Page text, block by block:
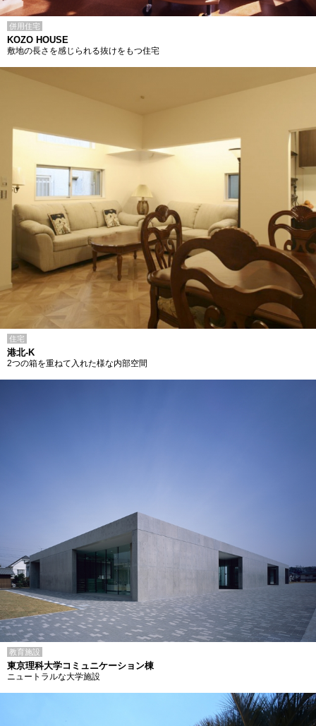
併用住宅
KOZO HOUSE
敷地の長さを感じられる抜けをもつ住宅
住宅
港北-K
2つの箱を重ねて入れた様な内部空間
教育施設
東京理科大学コミュニケーション棟
ニュートラルな大学施設